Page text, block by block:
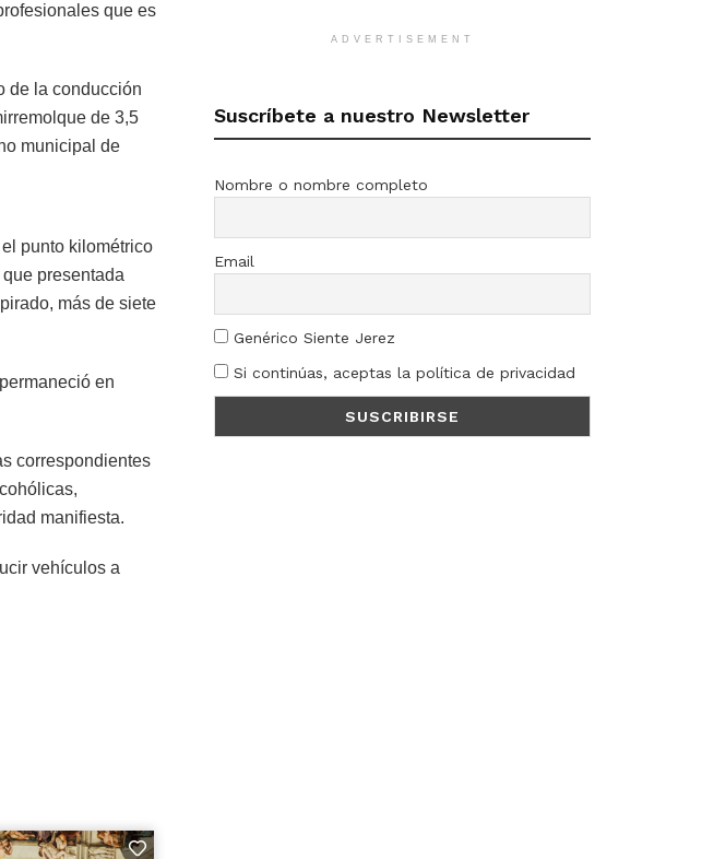
que es
de la conducción
de 3,5
municipal de
punto kilométrico
presentada
más de siete
en
correspondientes
manifiesta.
vehículos a
ADVERTISEMENT
Suscríbete a nuestro Newsletter
Nombre o nombre completo
Email
Genérico Siente Jerez
Si continúas, aceptas la política de privacidad